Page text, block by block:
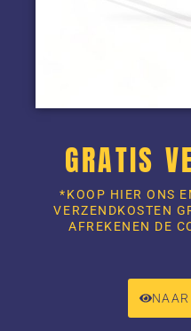
GRATIS
*KOOP HIER ONS
VERZENDKOSTEN
AFREKENEN DE